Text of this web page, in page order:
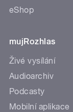
eShop
mujRozhlas
Živé vysílání
Audioarchiv
Podcasty
Mobilní aplikace